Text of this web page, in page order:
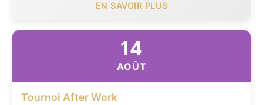
EN SAVOIR PLUS
14
AOÛT
Tournoi After Work